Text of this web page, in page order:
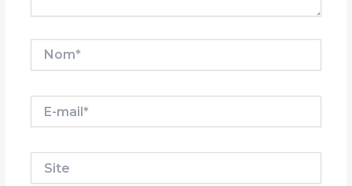
Nom*
mail*